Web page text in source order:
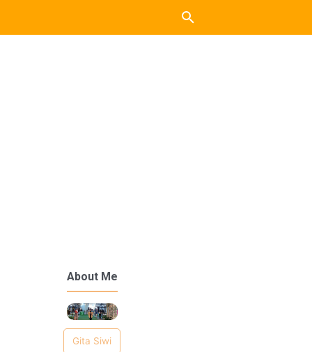
About Me
Gita Siwi